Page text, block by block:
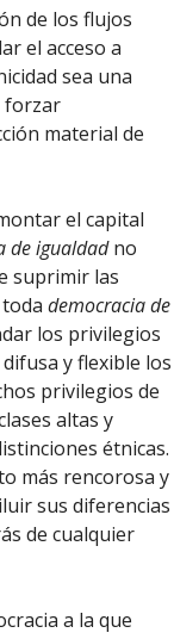
de los flujos
el acceso a
sea una
forzar
material de
el capital
de igualdadno
suprimir las
democracia de
los privilegios
y flexible los
privilegios de
altas y
étnicas.
más rencorosa y
sus diferencias
de cualquier
a la que